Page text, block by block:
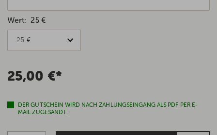
Wert: 25 €
25 €
25,00 €*
DER GUTSCHEIN WIRD NACH ZAHLUNGSEINGANG ALS PDF PER E-
MAIL ZUGESANDT.